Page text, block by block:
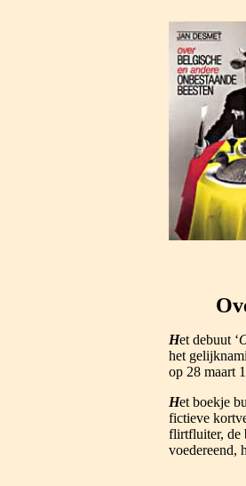
Het debuut ‘
het
op 28 maart
Het boekje
fictieve
flirtfluiter, de
voedereend,